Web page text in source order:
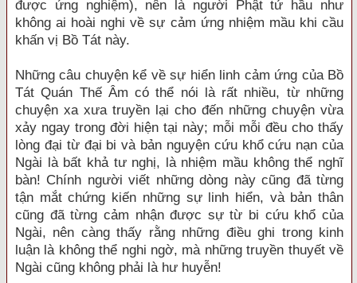
được ứng nghiệm), nên là người Phật tử hầu như
không ai hoài nghi về sự cảm ứng nhiệm mầu khi cầu
khấn vị Bồ Tát này.
Những câu chuyện kể về sự hiển linh cảm ứng của Bồ
Tát Quán Thế Âm có thể nói là rất nhiều, từ những
chuyện xa xưa truyền lại cho đến những chuyện vừa
xảy ngay trong đời hiện tại này; mỗi mỗi đều cho thấy
lòng đại từ đại bi và bản nguyện cứu khổ cứu nạn của
Ngài là bất khả tư nghị, là nhiệm mầu không thể nghĩ
bàn! Chính người viết những dòng này cũng đã từng
tận mắt chứng kiến những sự linh hiển, và bản thân
cũng đã từng cảm nhận được sự từ bi cứu khổ của
Ngài, nên càng thấy rằng những điều ghi trong kinh
luận là không thể nghi ngờ, mà những truyền thuyết về
Ngài cũng không phải là hư huyễn!